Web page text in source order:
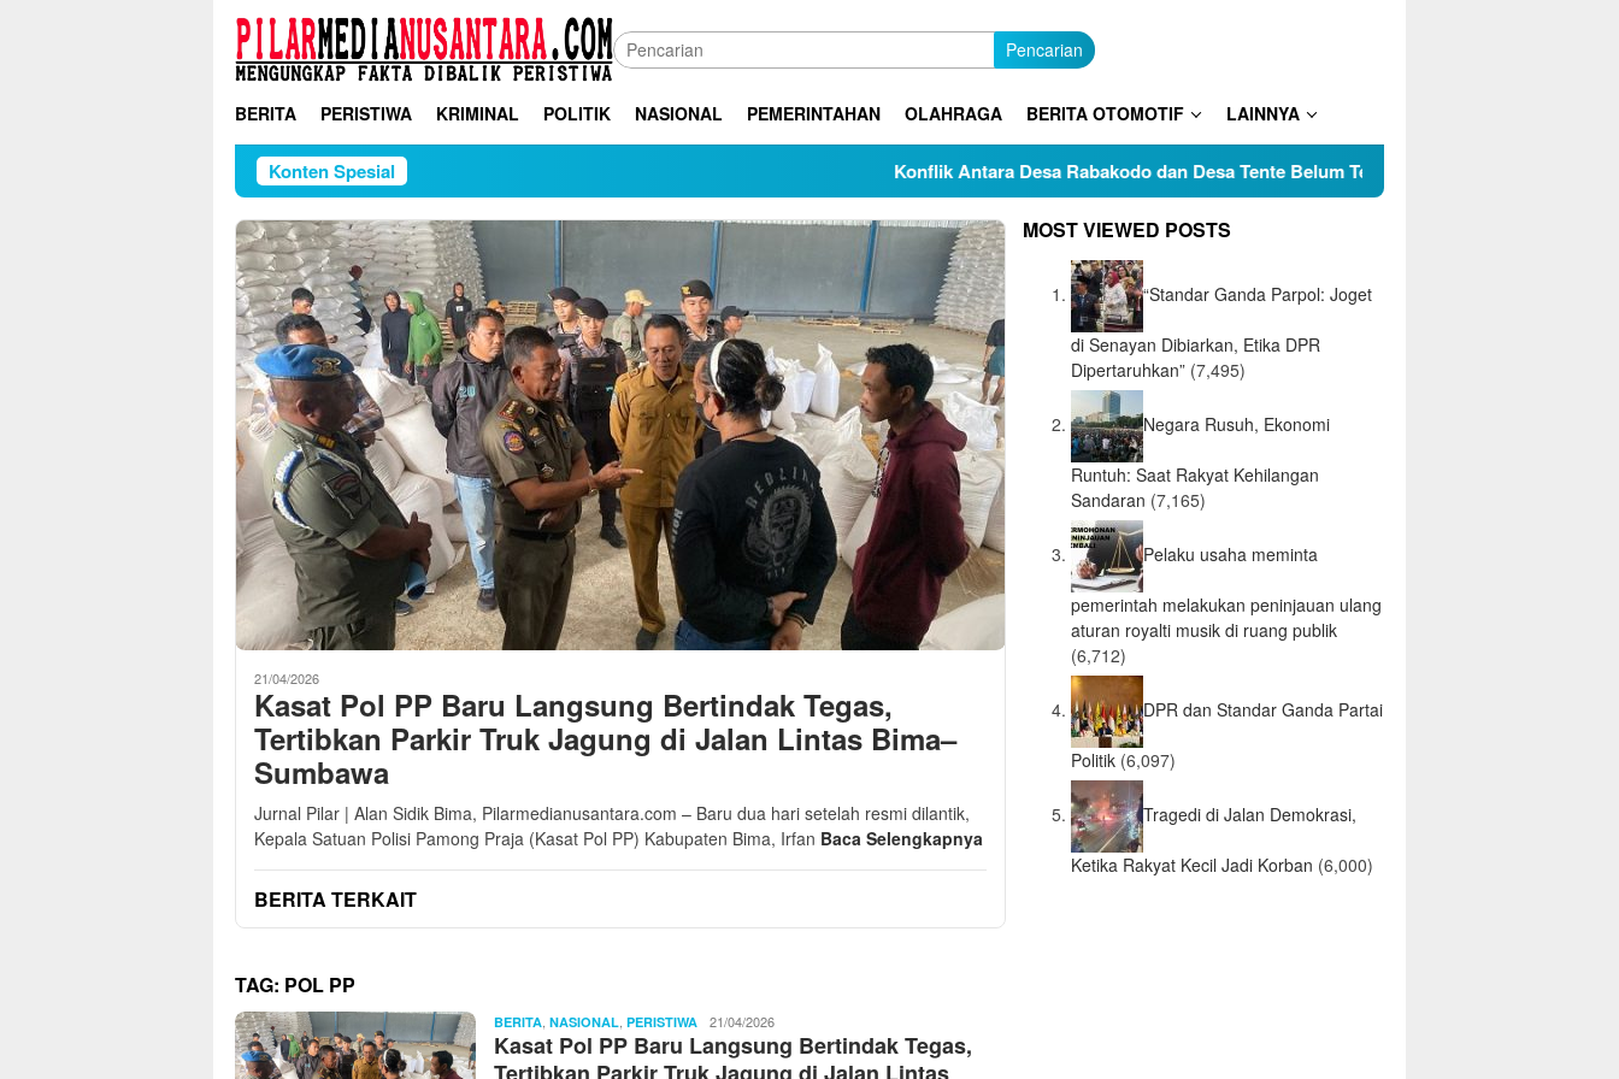
Loncat
konten
Pencarian
BERITA PERISTIWA KRIMINAL POLITIK NASIONAL PEMERINTAHAN OLAHRAGA BERITA OTOMOTIF LAINNYA
Konten Spesial Konflik Antara Desa Rabakodo dan Desa Tente Belum Temui Titik Terang, Tokoh Pemuda
21/04/2026
Kasat Pol PP Baru Langsung Bertindak Tegas,
Tertibkan Parkir Truk Jagung di Jalan Lintas Bima–
Sumbawa
Jurnal Pilar | Alan Sidik Bima, Pilarmedianusantara.com – Baru dua hari setelah resmi dilantik,
Kepala Satuan Polisi Pamong Praja (Kasat Pol PP) Kabupaten Bima, Irfan Baca Selengkapnya
BERITA TERKAIT
TAG: POL PP
BERITA NASIONAL PERISTIWA Redaksi
Pilar
Media
21/04/2026
Kasat Pol PP Baru Langsung Bertindak Tegas,
MOST VIEWED POSTS
“Standar Ganda Parpol: Joget
di Senayan Dibiarkan, Etika DPR
Dipertaruhkan” (7,495)
Negara Rusuh, Ekonomi
Runtuh: Saat Rakyat Kehilangan
Sandaran (7,165)
Pelaku usaha meminta
pemerintah melakukan peninjauan ulang
aturan royalti musik di ruang publik
(6,712)
DPR dan Standar Ganda Partai
Politik (6,097)
Tragedi di Jalan Demokrasi,
Ketika Rakyat Kecil Jadi Korban (6,000)